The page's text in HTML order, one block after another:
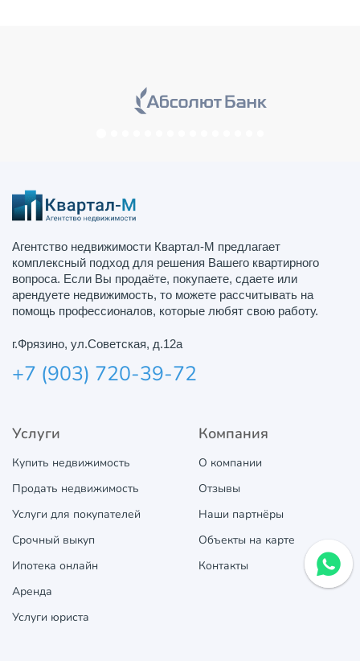
Агентство недвижимости Квартал-М предлагает
комплексный подход для решения Вашего квартирного
вопроса. Если Вы продаёте, покупаете, сдаете или
арендуете недвижимость, то можете рассчитывать на
помощь профессионалов, которые любят свою работу.
г.Фрязино, ул.Советская, д.12а
+7 (903) 720-39-72
Услуги
Купить недвижимость
Продать недвижимость
Услуги для покупателей
Срочный выкуп
Ипотека онлайн
Аренда
Услуги юриста
Компания
О компании
Отзывы
Наши партнёры
Объекты на карте
Контакты